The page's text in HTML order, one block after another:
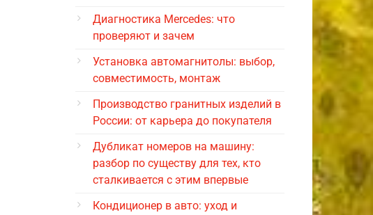
Диагностика Mercedes: что
проверяют и зачем
Установка автомагнитолы: выбор,
совместимость, монтаж
Производство гранитных изделий в
России: от карьера до покупателя
Дубликат номеров на машину:
разбор по существу для тех, кто
сталкивается с этим впервые
Кондиционер в авто: уход и